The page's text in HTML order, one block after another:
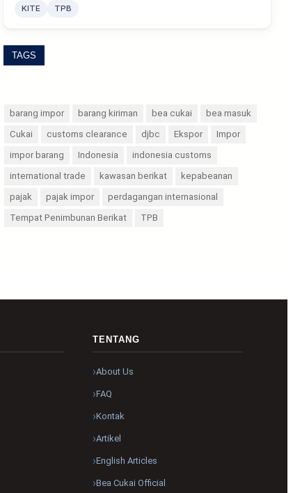
KITE
TPB
TAGS
barang impor barang kiriman bea cukai
bea masuk
Cukai
customs clearance djbc Ekspor
Impor
impor barang
Indonesia
indonesia customs
international trade
kawasan berikat
kepabeanan
pajak
pajak impor
perdagangan internasional
Tempat Penimbunan Berikat
TPB
TENTANG
About Us
FAQ
Kontak
Artikel
English Articles
Bea Cukai Official